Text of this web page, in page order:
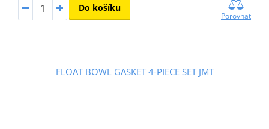
Do košíku
Porovnat
FLOAT BOWL GASKET 4-PIECE SET JMT